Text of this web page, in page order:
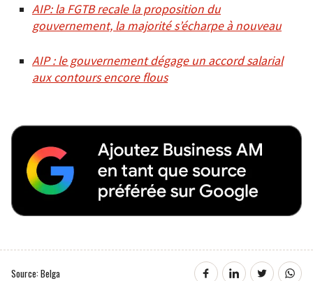
AIP: la FGTB recale la proposition du
gouvernement, la majorité s’écharpe à nouveau
AIP : le gouvernement dégage un accord salarial
aux contours encore flous
Source: Belga